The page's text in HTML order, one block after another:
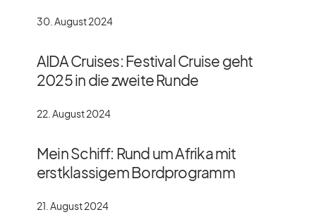
30. August 2024
AIDA Cruises: Festival Cruise geht
2025 in die zweite Runde
22. August 2024
Mein Schiff: Rund um Afrika mit
erstklassigem Bordprogramm
21. August 2024